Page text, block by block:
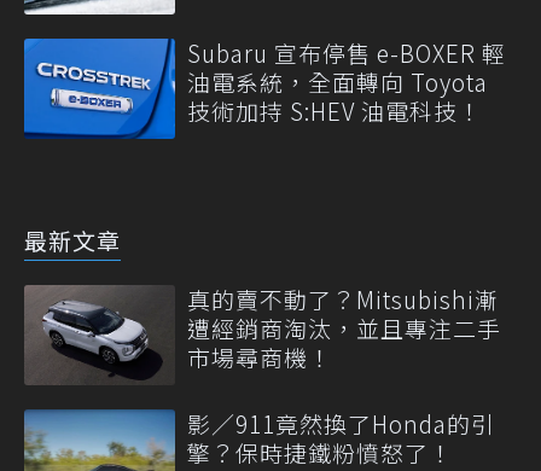
Subaru 宣布停售 e-BOXER 輕
油電系統，全面轉向 Toyota
技術加持 S:HEV 油電科技！
最新文章
真的賣不動了？Mitsubishi漸
遭經銷商淘汰，並且專注二手
市場尋商機！
影／911竟然換了Honda的引
擎？保時捷鐵粉憤怒了！